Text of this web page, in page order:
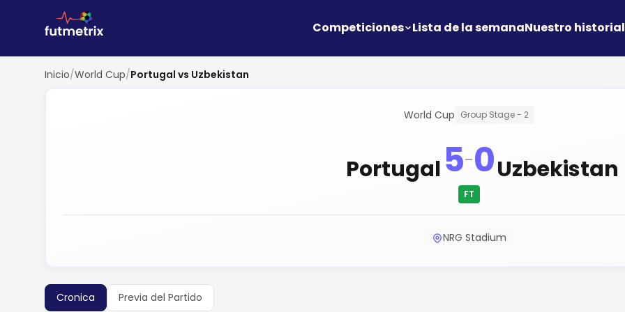
Competiciones Lista de la semanaNuestro historial
Inicio/World Cup/Portugal vs Uzbekistan
World Cup Group Stage - 2
Portugal5-0
FT
Uzbekistan
NRG Stadium
Cronica Previa del Partido